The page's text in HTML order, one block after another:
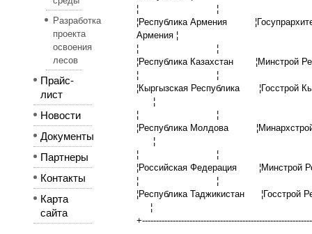
Разработка
проекта
освоения
лесов
Прайс-
лист
Новости
Документы
Партнеры
Контакты
Карта
сайта
¦ ¦
¦Республика Армения
Армения ¦
¦ ¦
¦Республика Казахстан ¦Минстрой
¦ ¦
¦Кыргызская Республика ¦Госстрой
¦
¦ ¦
¦Республика Молдова ¦Минархстрой
¦
¦ ¦
¦Российская Федерация
¦ ¦
¦Республика Таджикистан ¦Госстрой
¦